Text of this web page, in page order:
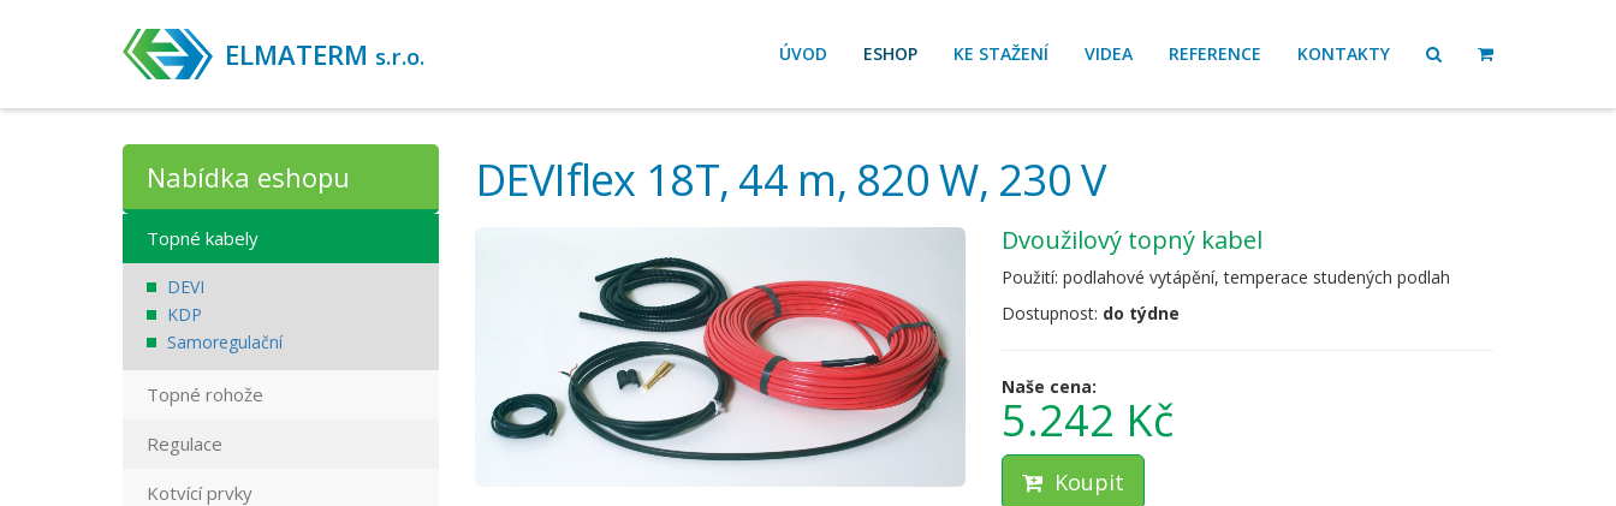
ELMATERM s.r.o. ÚVOD ESHOP KE STAŽENÍ VIDEA REFERENCE KONTAKTY
DEVIflex 18T, 44 m, 820 W, 230 V
dvoužilový topný kabel
Použití: podlahové vytápění, temperace studených podlah
Dostupnost: do týdne
Naše cena:
5.242 Kč
Koupit
Nabídka eshopu
Topné kabely
DEVI
KDP
Samoregulační
Topné rohože
Regulace
Kotvící prvky